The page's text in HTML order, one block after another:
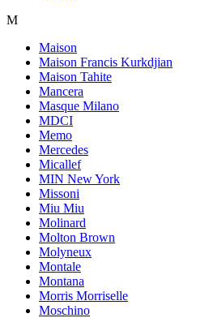
M
Maison
Maison Francis Kurkdjian
Maison Tahite
Mancera
Masque Milano
MDCI
Memo
Mercedes
Micallef
MIN New York
Missoni
Miu Miu
Molinard
Molton Brown
Molyneux
Montale
Montana
Morris Morriselle
Moschino